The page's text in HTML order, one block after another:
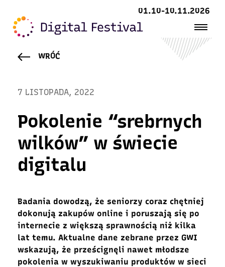
01.10-10.11.2026
WRÓĆ
7 LISTOPADA, 2022
Pokolenie “srebrnych
wilków” w świecie
digitalu
Badania dowodzą, że seniorzy coraz chętniej
dokonują zakupów online i poruszają się po
internecie z większą sprawnością niż kilka
lat temu. Aktualne dane zebrane przez GWI
wskazują, że prześcignęli nawet młodsze
pokolenia w wyszukiwaniu produktów w sieci